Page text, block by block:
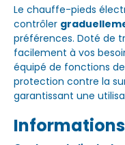
Le chauffe-pieds
contrôler
préférences. Doté de
facilement à vos
équipé de fonctions
protection contre la
garantissant une